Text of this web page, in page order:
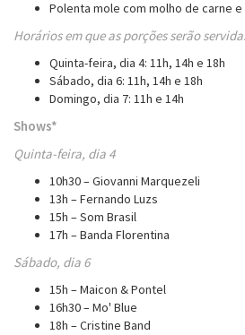
Polenta mole com molho de carne e
Horários em que as porções serão
Quinta-feira, dia 4: 11h, 14h e 18h
Sábado, dia 6: 11h, 14h e 18h
Domingo, dia 7: 11h e 14h
Shows*
Quinta-feira, dia 4
10h30 – Giovanni Marquezeli
13h – Fernando Luzs
15h – Som Brasil
17h – Banda Florentina
Sábado, dia 6
15h – Maicon & Pontel
16h30 – Mo' Blue
18h – Cristine Band